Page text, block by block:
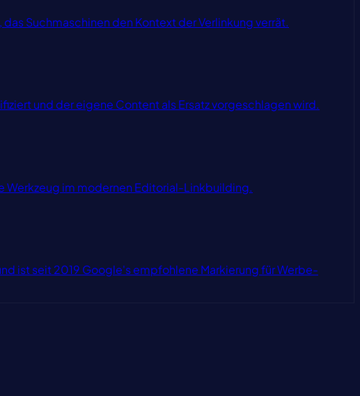
Suchmaschinen den Kontext der Verlinkung verrät.
und der eigene Content als Ersatz vorgeschlagen wird.
im modernen Editorial-Linkbuilding.
ist seit 2019 Google's empfohlene Markierung für Werbe-